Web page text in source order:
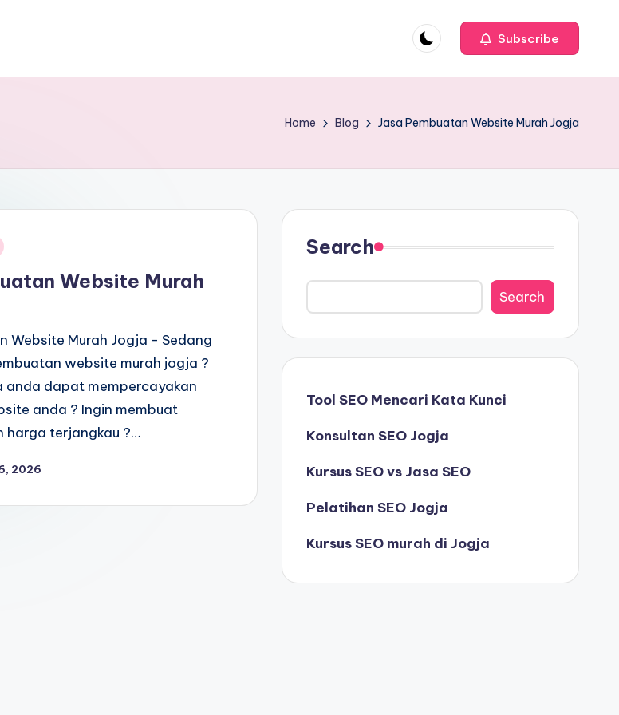
Subscribe
Home Blog Jasa Pembuatan Website Murah Jogja
Website Murah
Website Murah Jogja - Sedang
website murah jogja ?
anda dapat mempercayakan
anda ? Ingin membuat
harga terjangkau ?…
2026
Search
Search
Tool SEO Mencari Kata Kunci
Konsultan SEO Jogja
Kursus SEO vs Jasa SEO
Pelatihan SEO Jogja
Kursus SEO murah di Jogja